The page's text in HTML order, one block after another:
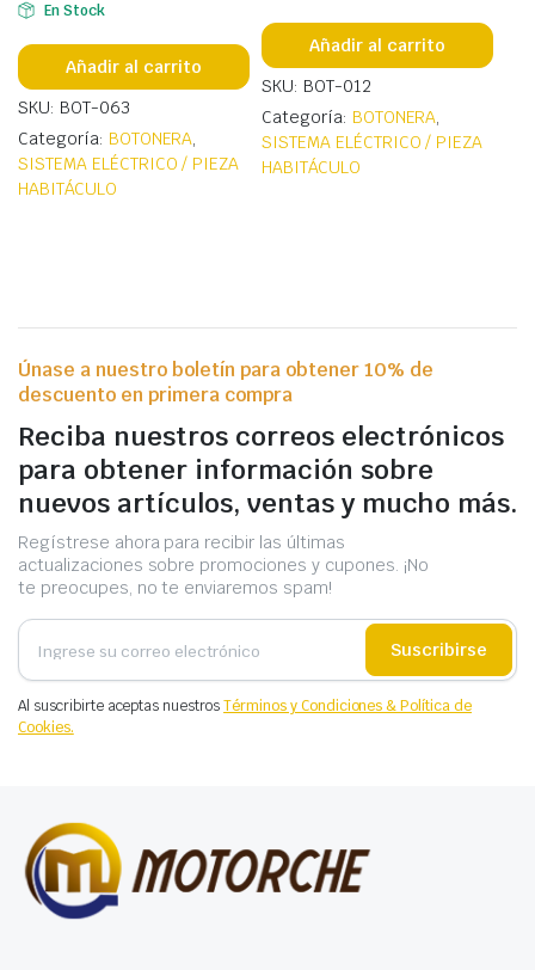
En Stock
Añadir al carrito
SKU: BOT-063
Categoría: BOTONERA,
SISTEMA ELÉCTRICO / PIEZA
HABITÁCULO
Añadir al carrito
SKU: BOT-012
Categoría: BOTONERA,
SISTEMA ELÉCTRICO / PIEZA
HABITÁCULO
Únase a nuestro boletín para obtener 10% de
descuento en primera compra
Reciba nuestros correos electrónicos
para obtener información sobre
nuevos artículos, ventas y mucho más.
Regístrese ahora para recibir las últimas
actualizaciones sobre promociones y cupones. ¡No
te preocupes, no te enviaremos spam!
Suscribirse
Al suscribirte aceptas nuestrosTérminos y Condiciones & Política de
Cookies.